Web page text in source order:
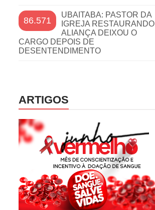
86.571
UBAITABA: PASTOR DA
IGREJA RESTAURANDO
ALIANÇA DEIXOU O
CARGO DEPOIS DE
DESENTENDIMENTO
ARTIGOS